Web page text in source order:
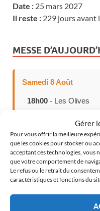
Gérer
Pour vous offrir la meilleure
que les cookies pour stocker ou
acceptant ces technologies, vous
que votre comportement de
Le refus ou le retrait du
caractéristiques et fonctions du
Date : 25 mars 2027
Il reste : 229 jours avant
MESSE
Samedi 8 Août
18h00 - Les Olives
CHOISISSEZ
Català